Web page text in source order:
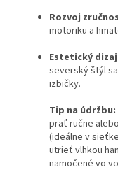
Rozvoj
motoriku a
Estetický
severský štýl
izbičky.
Tip na údržbu:
prať ručne
(ideálne v
utrieť vlhkou
namočené vo